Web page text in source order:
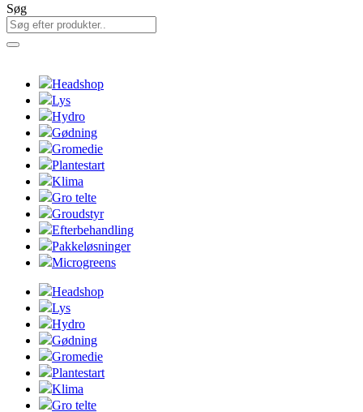
Søg
Headshop
Lys
Hydro
Gødning
Gromedie
Plantestart
Klima
Gro telte
Groudstyr
Efterbehandling
Pakkeløsninger
Microgreens
Headshop
Lys
Hydro
Gødning
Gromedie
Plantestart
Klima
Gro telte